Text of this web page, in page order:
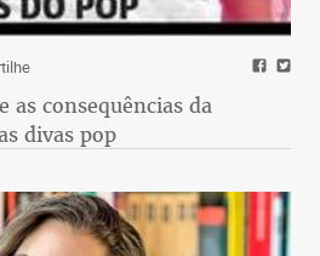
as consequências da
divas pop